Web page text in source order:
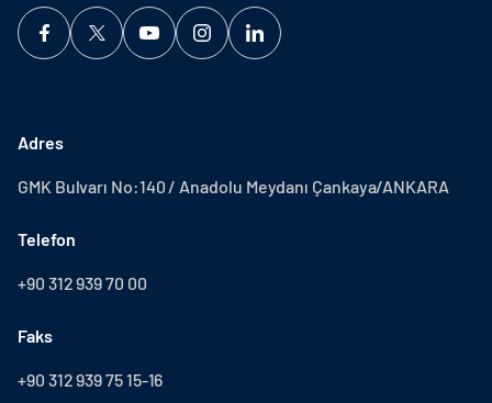
Adres
GMK Bulvarı No:140 / Anadolu Meydanı Çankaya/ANKARA
Telefon
+90 312 939 70 00
Faks
+90 312 939 75 15-16